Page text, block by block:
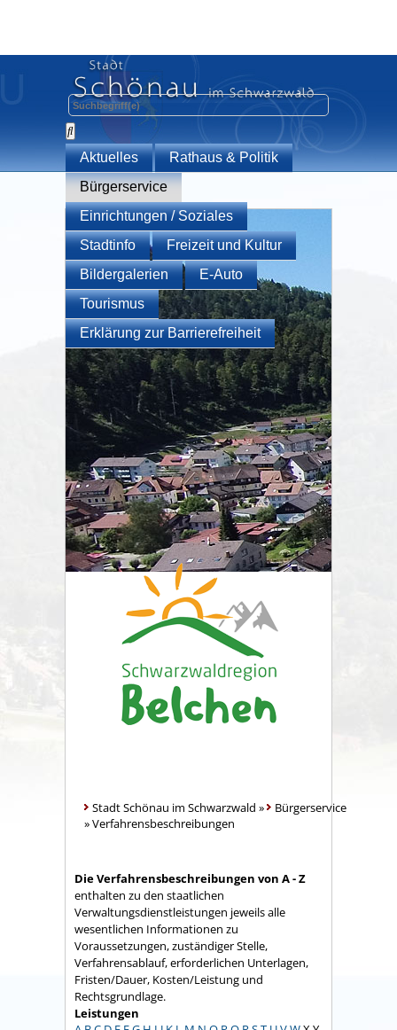
Aktuelles
Rathaus & Politik
Bürgerservice
Einrichtungen / Soziales
Stadtinfo
Freizeit und Kultur
Bildergalerien
E-Auto
Tourismus
Erklärung zur Barrierefreiheit
Stadt Schönau im Schwarzwald »
Bürgerservice
»Verfahrensbeschreibungen
Die Verfahrensbeschreibungen von A - Z
enthalten zu den staatlichen
Verwaltungsdienstleistungen jeweils alle
wesentlichen Informationen zu
Voraussetzungen, zuständiger Stelle,
Verfahrensablauf, erforderlichen Unterlagen,
Fristen/Dauer, Kosten/Leistung und
Rechtsgrundlage.
Leistungen